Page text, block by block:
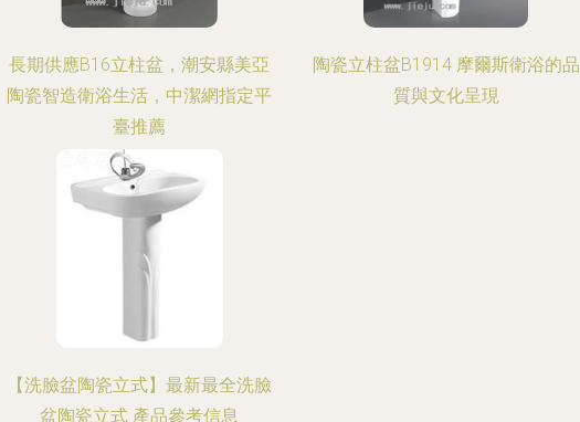
長期供應B16立柱盆，潮安縣美亞
陶瓷智造衛浴生活，中潔網指定平
臺推薦
陶瓷立柱盆B1914 摩爾斯衛浴的品
質與文化呈現
【洗臉盆陶瓷立式】最新最全洗臉
盆陶瓷立式 產品參考信息